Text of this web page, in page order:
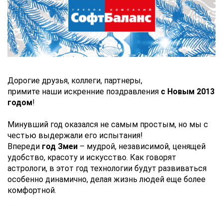
Дорогие друзья, коллеги, партнеры,
примите наши искренние поздравления с Новым 2013
годом!
Минувший год оказался не самым простым, но мы с
честью выдержали его испытания!
Впереди год Змеи – мудрой, независимой, ценящей
удобство, красоту и искусство. Как говорят
астрологи, в этот год технологии будут развиваться
особенно динамично, делая жизнь людей еще более
комфортной.